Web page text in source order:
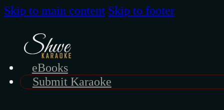
Skip to main content Skip to footer
eBooks
Submit Karaoke